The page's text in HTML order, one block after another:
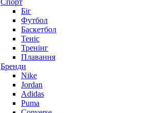
Біг
Футбол
Баскетбол
Теніс
Тренінг
Плавання
Бренди
Nike
Jordan
Adidas
Puma